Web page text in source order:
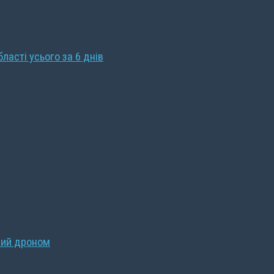
усього за 6 днів
дроном